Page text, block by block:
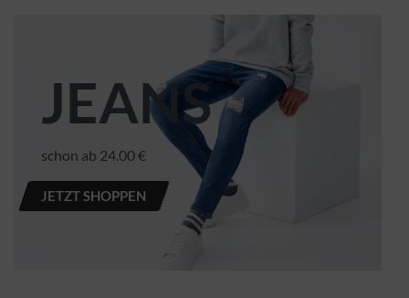
JEANS
schon ab 24.00 €
JETZT SHOPPEN